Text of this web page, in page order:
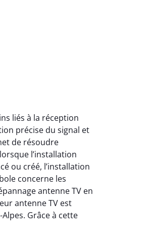
liés à la réception
précise du signal et
de résoudre
l’installation
ou créé, l’installation
concerne les
antenne TV en
antenne TV est
Grâce à cette